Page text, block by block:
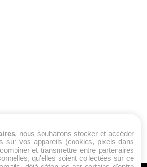
, nous souhaitons stocker et accéder
sur vos appareils (cookies, pixels dans
et transmettre entre partenaires
qu'elles soient collectées sur ce